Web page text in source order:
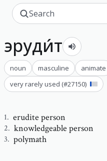
эруди́т
noun masculine animate
very rarely used (#27150)
1. erudite person
2. knowledgeable person
3. polymath